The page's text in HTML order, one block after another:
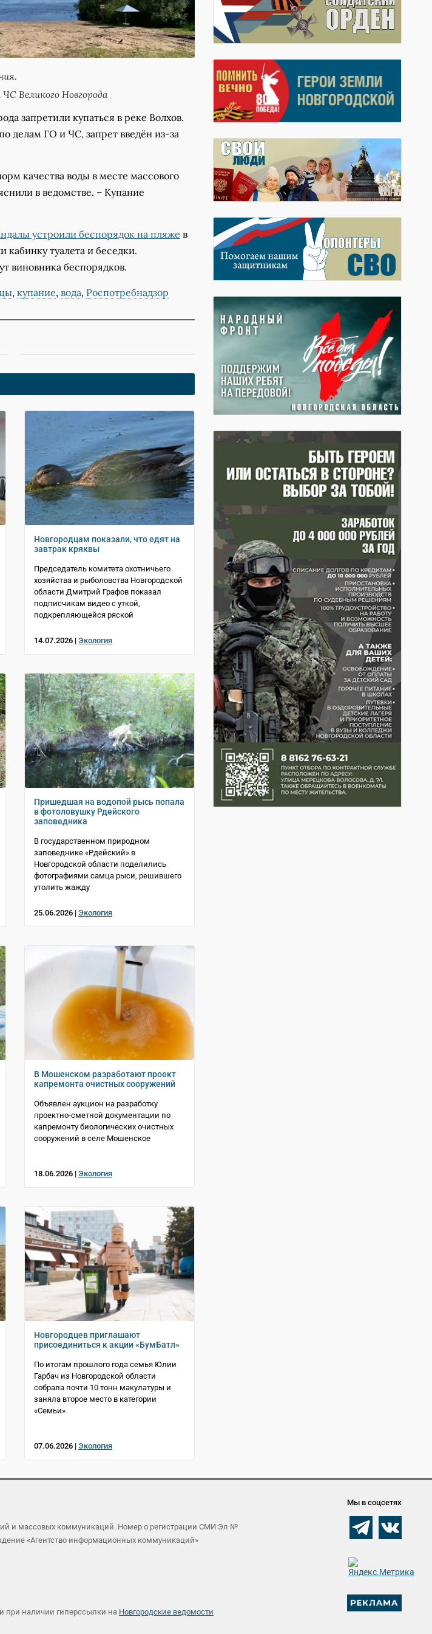
Великого Новгорода
запретили купаться в реке Волхов.
делам ГО и ЧС, запрет введён из-за
качества воды в месте массового
в ведомстве. – Купание
устроили беспорядок на пляже в
кабинку туалета и беседки.
виновника беспорядков.
, купание, вода, Роспотребнадзор
Новгородцам показали, что едят на
завтрак кряквы
Председатель комитета охотничьего
хозяйства и рыболовства Новгородской
области Дмитрий Графов показал
подписчикам видео с уткой,
подкрепляющейся ряской
14.07.2026 | Экология
Пришедшая на водопой рысь попала
в фотоловушку Рдейского
заповедника
В государственном природном
заповеднике «Рдейский» в
Новгородской области поделились
фотографиями самца рыси, решившего
утолить жажду
25.06.2026 | Экология
В Мошенском разработают проект
капремонта очистных сооружений
Объявлен аукцион на разработку
проектно-сметной документации по
капремонту биологических очистных
сооружений в селе Мошенское
18.06.2026 | Экология
Новгородцев приглашают
присоединиться к акции «БумБатл»
По итогам прошлого года семья Юлии
Гарбач из Новгородской области
собрала почти 10 тонн макулатуры и
заняла второе место в категории
«Семьи»
07.06.2026 | Экология
и массовых коммуникаций. Номер о регистрации СМИ Эл №
«Агентство информационных коммуникаций»
при наличии гиперссылки на Новгородские ведомости
Мы в соцсетях